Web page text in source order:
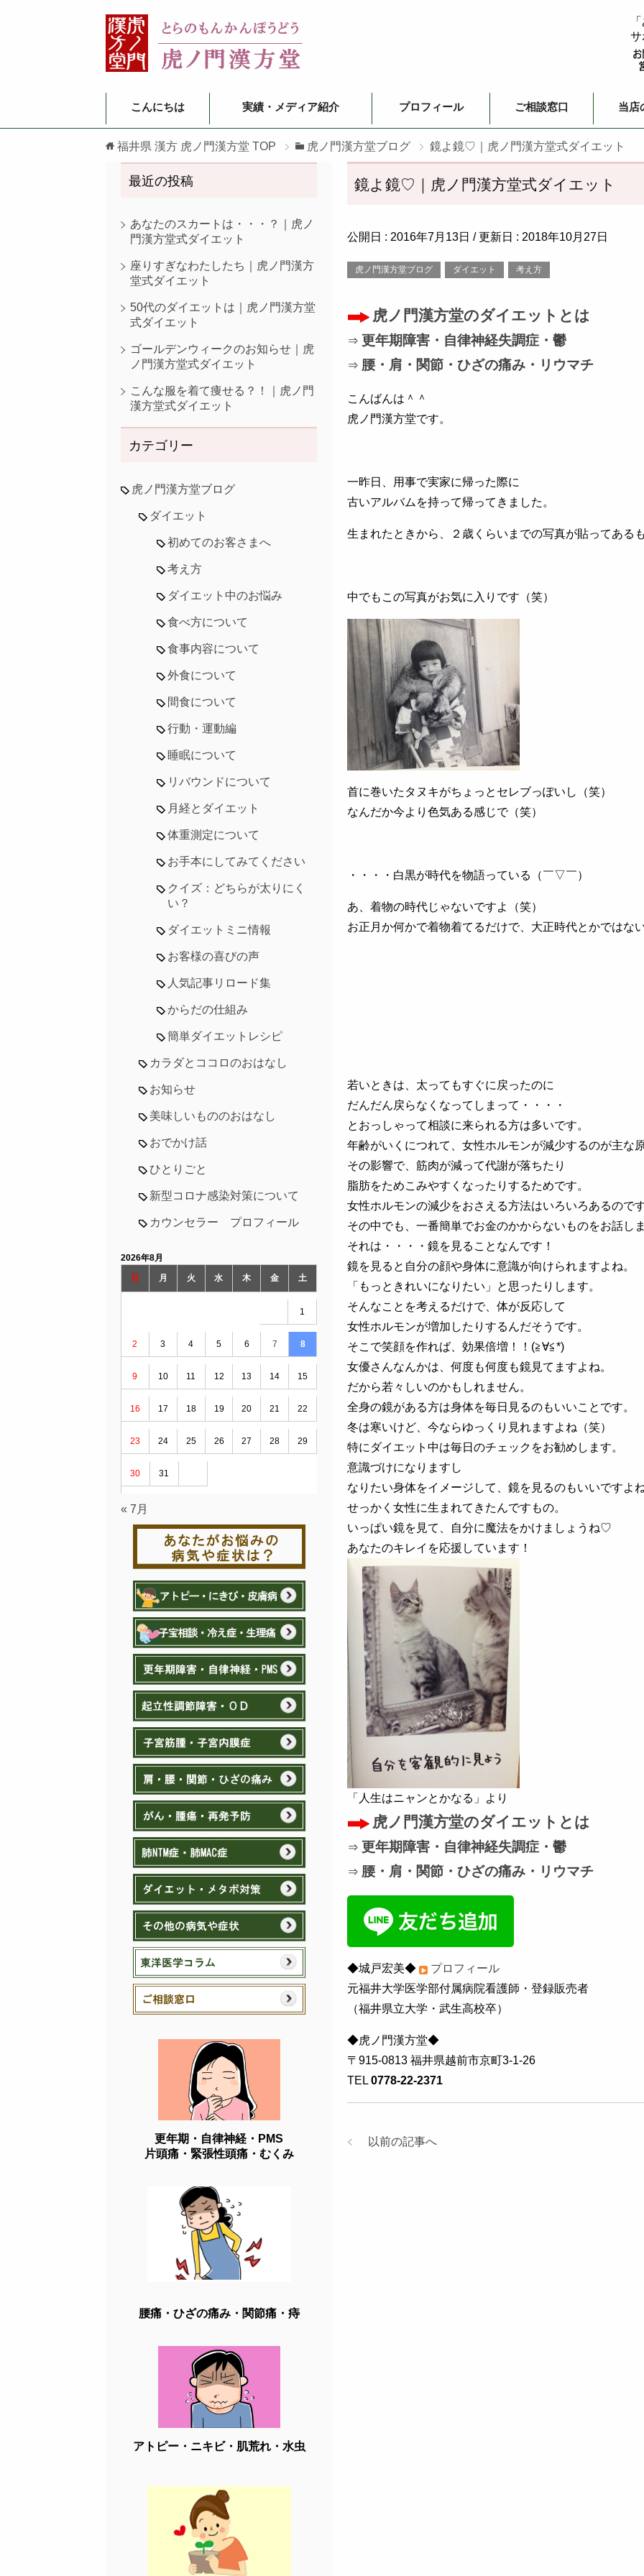
サ
こんにちは 実績・メディア紹介 プロフィール ご相談窓口 当店
福井県 漢方 虎ノ門漢方堂 TOP 虎ノ門漢方堂ブログ 鏡よ鏡♡｜虎ノ門漢方堂式ダイエット
鏡よ鏡♡｜虎ノ門漢方堂式ダイエット
公開日 : 2016年7月13日 / 更新日 : 2018年10月27日
虎ノ門漢方堂ブログ ダイエット 考え方
虎ノ門漢方堂のダイエットとは
⇒ 更年期障害・自律神経失調症・鬱
⇒ 腰・肩・関節・ひざの痛み・リウマチ
こんばんは＾＾
虎ノ門漢方堂です。
一昨日、用事で実家に帰った際に
古いアルバムを持って帰ってきました。
生まれたときから、２歳くらいまでの写真が貼ってある
中でもこの写真がお気に入りです（笑）
首に巻いたタヌキがちょっとセレブっぽいし（笑）
なんだか今より色気ある感じで（笑）
・・・・白黒が時代を物語っている（￣▽￣）
あ、着物の時代じゃないですよ（笑）
お正月か何かで着物着てるだけで、大正時代とかではな
若いときは、太ってもすぐに戻ったのに
だんだん戻らなくなってしまって・・・・
とおっしゃって相談に来られる方は多いです。
年齢がいくにつれて、女性ホルモンが減少するのが主な
その影響で、筋肉が減って代謝が落ちたり
脂肪をためこみやすくなったりするためです。
女性ホルモンの減少をおさえる方法はいろいろあるので
その中でも、一番簡単でお金のかからないものをお話し
それは・・・・鏡を見ることなんです！
鏡を見ると自分の顔や身体に意識が向けられますよね。
「もっときれいになりたい」と思ったりします。
そんなことを考えるだけで、体が反応して
女性ホルモンが増加したりするんだそうです。
そこで笑顔を作れば、効果倍増！！(≧∀≦*)
女優さんなんかは、何度も何度も鏡見てますよね。
だから若々しいのかもしれません。
全身の鏡がある方は身体を毎日見るのもいいことです。
冬は寒いけど、今ならゆっくり見れますよね（笑）
特にダイエット中は毎日のチェックをお勧めします。
意識づけになりますし
なりたい身体をイメージして、鏡を見るのもいいですよ
せっかく女性に生まれてきたんですもの。
いっぱい鏡を見て、自分に魔法をかけましょうね♡
あなたのキレイを応援しています！
「人生はニャンとかなる」より
虎ノ門漢方堂のダイエットとは
⇒ 更年期障害・自律神経失調症・鬱
⇒ 腰・肩・関節・ひざの痛み・リウマチ
◆城戸宏美◆
プロフィール
元福井大学医学部付属病院看護師・登録販売者
（福井県立大学・武生高校卒）
◆虎ノ門漢方堂◆
〒915-0813 福井県越前市京町3-1-26
TEL0778-22-2371
以前の記事へ
最近の投稿
あなたのスカートは・・・？｜虎ノ
門漢方堂式ダイエット
座りすぎなわたしたち｜虎ノ門漢方
堂式ダイエット
50代のダイエットは｜虎ノ門漢方堂
式ダイエット
ゴールデンウィークのお知らせ｜虎
ノ門漢方堂式ダイエット
こんな服を着て痩せる？！｜虎ノ門
漢方堂式ダイエット
カテゴリー
虎ノ門漢方堂ブログ
ダイエット
初めてのお客さまへ
考え方
ダイエット中のお悩み
食べ方について
食事内容について
外食について
間食について
行動・運動編
睡眠について
リバウンドについて
月経とダイエット
体重測定について
お手本にしてみてください
クイズ：どちらが太りにく
い？
ダイエットミニ情報
お客様の喜びの声
人気記事リロード集
からだの仕組み
簡単ダイエットレシピ
カラダとココロのおはなし
お知らせ
美味しいもののおはなし
おでかけ話
ひとりごと
新型コロナ感染対策について
カウンセラー プロフィール
2026年8月
日
月 火 水 木 金 土
1
2 3 4 5 6 7 8
9 10 11 12 13 14 15
16 17 18 19 20 21 22
23 24 25 26 27 28 29
30 31
« 7月
更年期・自律神経・PMS
片頭痛・緊張性頭痛・むくみ
腰痛・ひざの痛み・関節痛・痔
アトピー・ニキビ・肌荒れ・水虫